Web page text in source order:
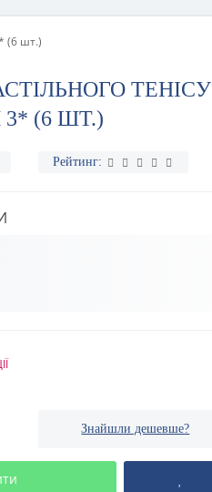
(6 шт.)
ТЕНІСУ
(6 ШТ.)
Рейтинг:
Знайшли дешевше?